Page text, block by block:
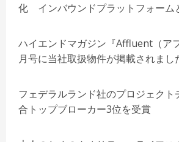
化 インバウンドプラットフォーム
ハイエンドマガジン『Affluent（ア
月号に当社取扱物件が掲載されまし
フェデラルランド社のプロジェクト
合トップブローカー3位を受賞